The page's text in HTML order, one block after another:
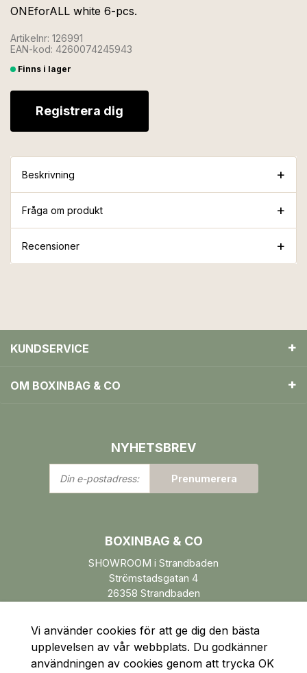
ONEforALL white 6-pcs.
Artikelnr: 126991
EAN-kod: 4260074245943
Finns i lager
Registrera dig
Beskrivning
Fråga om produkt
Recensioner
KUNDSERVICE
OM BOXINBAG & CO
NYHETSBREV
Din
e-
Prenumerera
BOXINBAG & CO
SHOWROOM i Strandbaden
Strömstadsgatan 4
26358 Strandbaden
Vi använder cookies för att ge dig den bästa
upplevelsen av vår webbplats. Du godkänner
användningen av cookies genom att trycka OK